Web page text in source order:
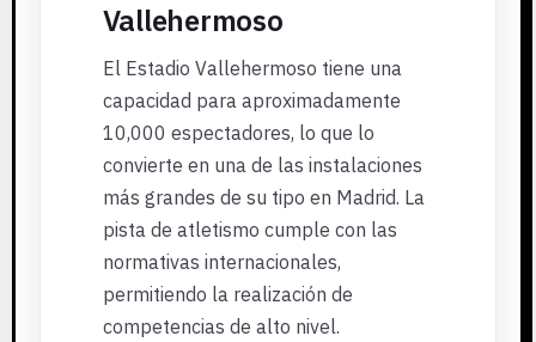
Vallehermoso
El Estadio Vallehermoso tiene una
capacidad para aproximadamente
10,000 espectadores, lo que lo
convierte en una de las instalaciones
más grandes de su tipo en Madrid. La
pista de atletismo cumple con las
normativas internacionales,
permitiendo la realización de
competencias de alto nivel.